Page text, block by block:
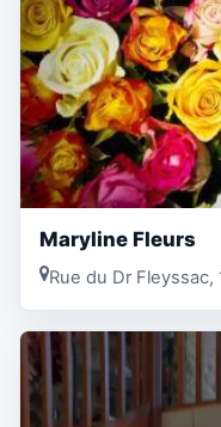
Maryline Fleurs
Rue du Dr